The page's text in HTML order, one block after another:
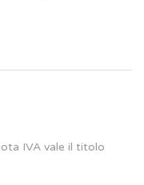
IVA vale il titolo